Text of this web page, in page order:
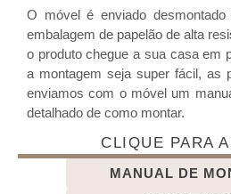
O móvel é enviado
embalagem de papelão de alta
o produto chegue a sua casa em
a montagem seja super fácil, as
enviamos com o móvel um
detalhado de como montar.
CLIQUE PARA
MANUAL DE